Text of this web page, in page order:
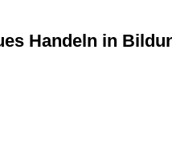
Handeln in